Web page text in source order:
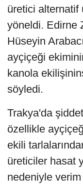
üretici alternatif
yöneldi. Edirne
Hüseyin
ayçiçeği
kanola
söyledi.
Trakya'da
özellikle
ekili
üreticiler hasat
nedeniyle